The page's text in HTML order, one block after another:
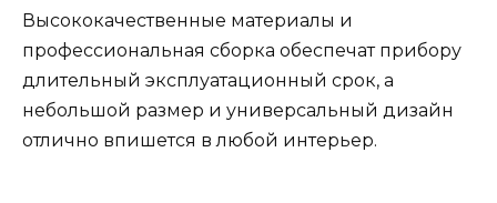
Высококачественные материалы и
профессиональная сборка обеспечат прибору
длительный эксплуатационный срок, а
небольшой размер и универсальный дизайн
отлично впишется в любой интерьер.